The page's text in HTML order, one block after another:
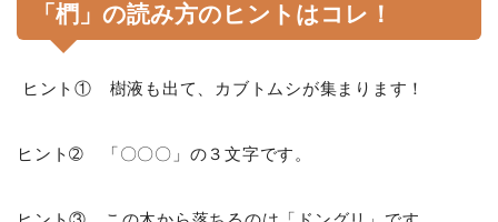
「椚」の読み方のヒントはコレ！
ヒント① 樹液も出て、カブトムシが集まります！
ヒント➁ 「〇〇〇」の３文字です。